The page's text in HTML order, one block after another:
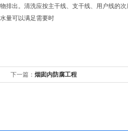
排出。清洗应按主干线、支干线、用户线的
量可以满足需要时
下一篇： 烟囱内防腐工程